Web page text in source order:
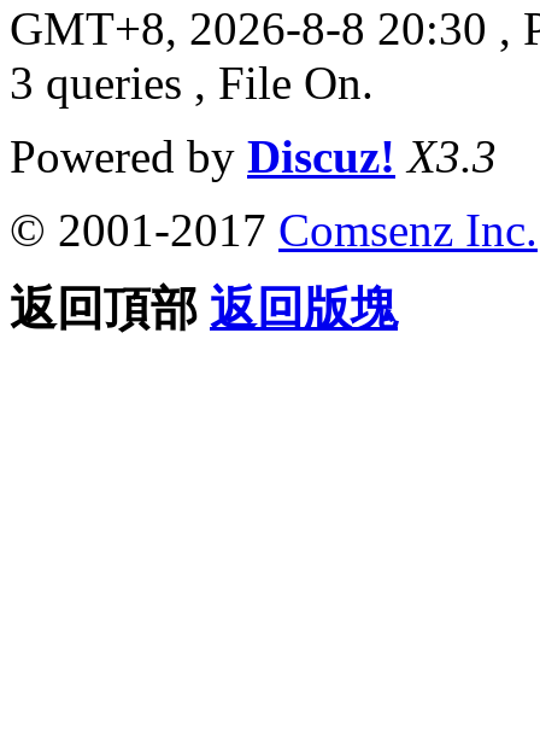
GMT+8, 2026-8-8 20:30 ,
3 queries , File On.
Powered by Discuz! X3.3
© 2001-2017 Comsenz Inc.
返回頂部 返回版塊